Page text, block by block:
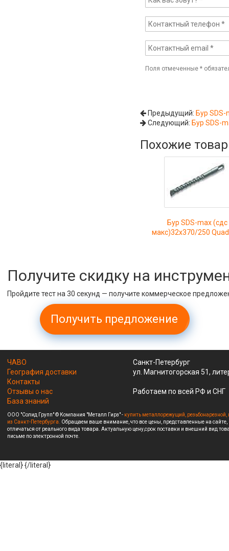
Поля отмеченные*
Предыдущий: Бур
Следующий: Бур SDS-
Похожие
Бур SDS-max (сдс
макс)32x370/250
Получите скидку на
Пройдите тест на 30 секунд — получите коммерческое
Получить предложение
ЧАВО
География доставки
Контакты
Отзывы о нас
База знаний
Санкт-Петербург
ул. Магнитогорская 51,
Работаем по всей РФ и СНГ
ООО "Солид Групп" © Компания "Металл Гирз" - купить металлорежущий,
из Санкт-Петербурга. Обращаем ваше внимание, что все цены, представленные на
отличаться от реального вида товара. Актуальную цену,срок поставки и внешний вид
письме по электронной почте.
{literal}{/literal}